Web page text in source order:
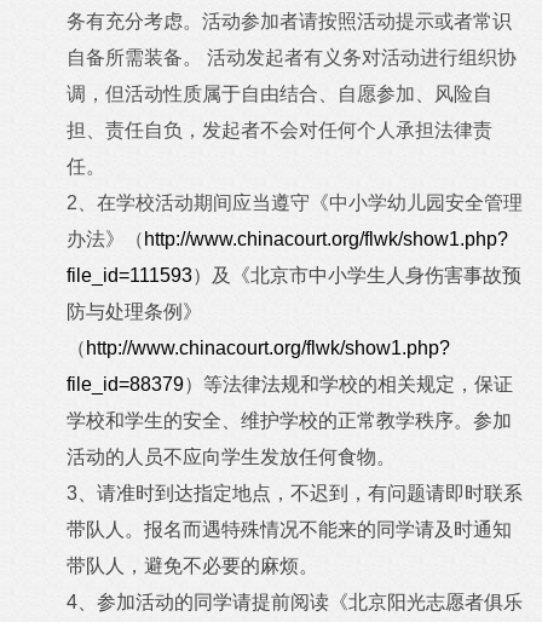
务有充分考虑。活动参加者请按照活动提示或者常识
自备所需装备。 活动发起者有义务对活动进行组织协
调，但活动性质属于自由结合、自愿参加、风险自
担、责任自负，发起者不会对任何个人承担法律责
任。
2、在学校活动期间应当遵守《中小学幼儿园安全管理
办法》（ http://www.chinacourt.org/flwk/show1.php?
file_id=111593）及《北京市中小学生人身伤害事故预
防与处理条例》
（ http://www.chinacourt.org/flwk/show1.php?
file_id=88379）等法律法规和学校的相关规定，保证
学校和学生的安全、维护学校的正常教学秩序。参加
活动的人员不应向学生发放任何食物。
3、请准时到达指定地点，不迟到，有问题请即时联系
带队人。报名而遇特殊情况不能来的同学请及时通知
带队人，避免不必要的麻烦。
4、参加活动的同学请提前阅读《北京阳光志愿者俱乐